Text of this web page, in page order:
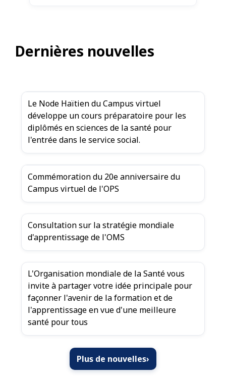
Dernières nouvelles
Le Node Haïtien du Campus virtuel
développe un cours préparatoire pour les
diplômés en sciences de la santé pour
l'entrée dans le service social.
Commémoration du 20e anniversaire du
Campus virtuel de l'OPS
Consultation sur la stratégie mondiale
d'apprentissage de l'OMS
L'Organisation mondiale de la Santé vous
invite à partager votre idée principale pour
façonner l'avenir de la formation et de
l'apprentissage en vue d'une meilleure
santé pour tous
Plus de nouvelles›